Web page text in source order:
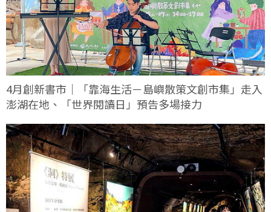
4月創新書市｜「靠海生活－島嶼散策文創市集」走入
澎湖在地、「世界閱讀日」預告多場接力